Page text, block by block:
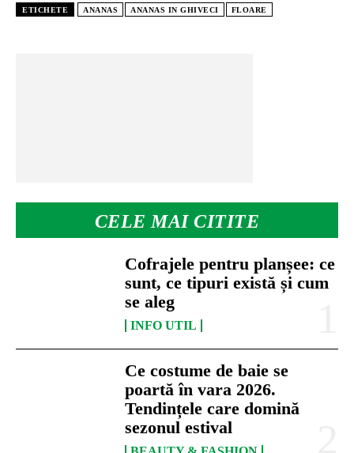
CELE MAI CITITE
Cofrajele pentru planșee: ce
sunt, ce tipuri există și cum
se aleg
INFO UTIL
Ce costume de baie se
poartă în vara 2026.
Tendințele care domină
sezonul estival
ETICHETE ANANAS ANANAS IN GHIVECI FLOARE